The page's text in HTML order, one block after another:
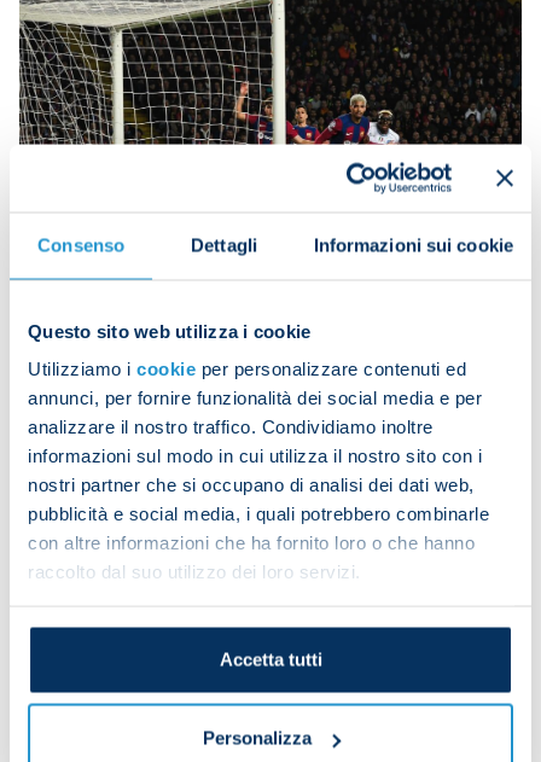
Consenso Dettagli Informazioni sui cookie
Questo sito web utilizza i cookie
Utilizziamo i cookie per personalizzare contenuti ed
annunci, per fornire funzionalità dei social media e per
analizzare il nostro traffico. Condividiamo inoltre
informazioni sul modo in cui utilizza il nostro sito con i
nostri partner che si occupano di analisi dei dati web,
pubblicità e social media, i quali potrebbero combinarle
con altre informazioni che ha fornito loro o che hanno
raccolto dal suo utilizzo dei loro servizi.
Accetta tutti
Personalizza